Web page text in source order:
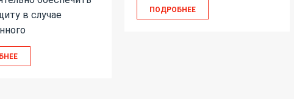
в случае
ПОДРОБНЕЕ